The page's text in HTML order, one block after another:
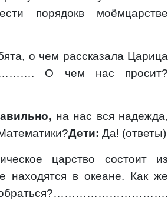
порядокв моёмцарстве
о чем рассказала Царица
О чем нас просит?
на нас вся надежда,
Дети: Да! (ответы)
царство состоит из
находятся в океане. Как же